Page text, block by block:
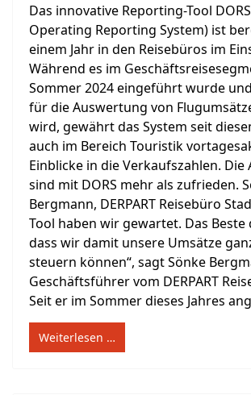
Das innovative Reporting-Tool DORS
Operating Reporting System) ist
einem Jahr in den Reisebüros im
Während es im
Sommer 2024 eingeführt wurde
für die Auswertung von
wird, gewährt das System seit
auch im Bereich Touristik
Einblicke in die Verkaufszahlen. Die
sind mit DORS mehr als zufrieden.
Bergmann, DERPART Reisebüro
Tool haben wir gewartet. Das Beste
dass wir damit unsere Umsätze
steuern können“, sagt Sönke
Geschäftsführer vom DERPART
Seit er im Sommer dieses Jahres
Weiterlesen …